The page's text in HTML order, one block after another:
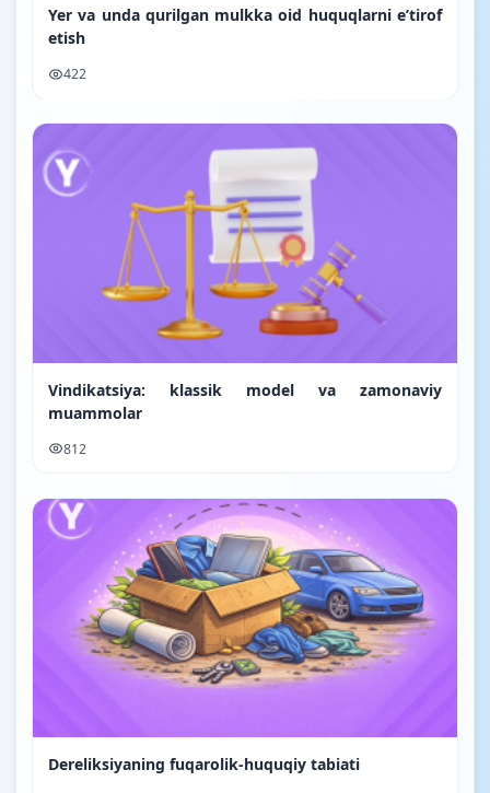
Yer va unda qurilgan mulkka oid huquqlarni e’tirof
etish
422
Vindikatsiya: klassik model va zamonaviy
muammolar
812
Dereliksiyaning fuqarolik-huquqiy tabiati